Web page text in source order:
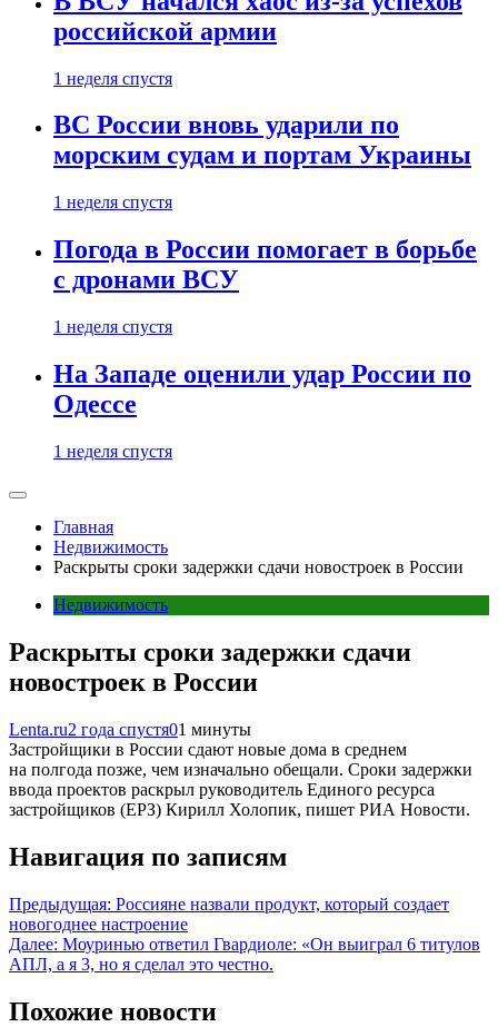
российской армии
1 неделя спустя
ВС России вновь ударили по
морским судам и портам Украины
1 неделя спустя
Погода в России помогает в борьбе
с дронами ВСУ
1 неделя спустя
На Западе оценили удар России по
Одессе
1 неделя спустя
Главная
Недвижимость
Раскрыты сроки задержки сдачи новостроек в России
Недвижимость
Раскрыты сроки задержки сдачи
новостроек в России
Lenta.ru2 года спустя01 минуты
Застройщики в России сдают новые дома в среднем
на полгода позже, чем изначально обещали. Сроки задержки
ввода проектов раскрыл руководитель Единого ресурса
застройщиков (ЕРЗ) Кирилл Холопик, пишет РИА Новости.
Навигация по записям
Предыдущая: Россияне назвали продукт, который создает
новогоднее настроение
Далее: Моуринью ответил Гвардиоле: «Он выиграл 6 титулов
АПЛ, а я 3, но я сделал это честно.
Похожие новости